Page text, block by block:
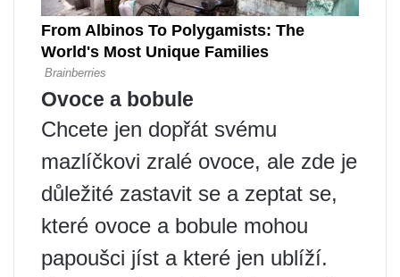
Ovoce a bobule
Chcete jen dopřát svému
mazlíčkovi zralé ovoce, ale zde je
důležité zastavit se a zeptat se,
které ovoce a bobule mohou
papoušci jíst a které jen ublíží.